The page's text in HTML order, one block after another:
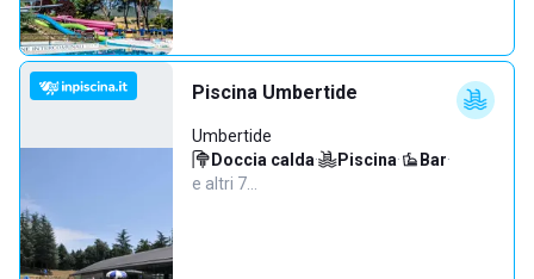
Piscina Umbertide
Umbertide
Doccia calda· Piscina· Bar·
e altri 7…